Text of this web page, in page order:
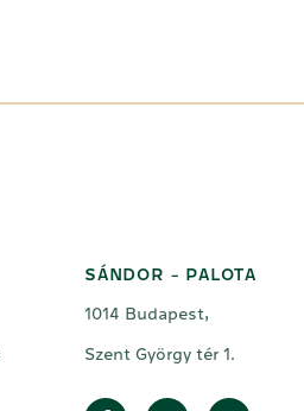
SÁNDOR - PALOTA
1014 Budapest,
Szent György tér 1.